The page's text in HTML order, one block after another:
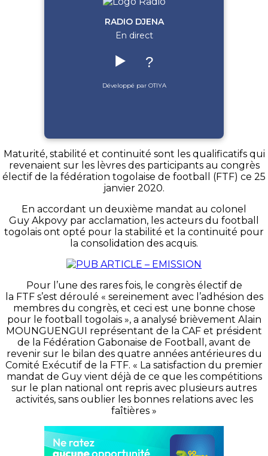
RADIO DJENA
En direct
▶️ ?
Développé par OTIYA
Maturité, stabilité et continuité sont les qualificatifs qui
revenaient sur les lèvres des participants au congrès
électif de la fédération togolaise de football (FTF) ce 25
janvier 2020.
En accordant un deuxième mandat au colonel
Guy Akpovy par acclamation, les acteurs du football
togolais ont opté pour la stabilité et la continuité pour
la consolidation des acquis.
Pour l’une des rares fois, le congrès électif de
la FTF s’est déroulé « sereinement avec l’adhésion des
membres du congrès, et ceci est une bonne chose
pour le football togolais », a analysé brièvement Alain
MOUNGUENGUI représentant de la CAF et président
de la Fédération Gabonaise de Football, avant de
revenir sur le bilan des quatre années antérieures du
Comité Exécutif de la FTF. « La satisfaction du premier
mandat de Guy vient déjà de ce que les compétitions
sur le plan national ont repris avec plusieurs autres
activités, sans oublier les bonnes relations avec les
faîtières »